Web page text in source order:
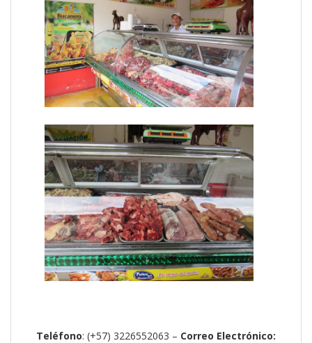
Teléfono: (+57) 3226552063 – Correo Electrónico: